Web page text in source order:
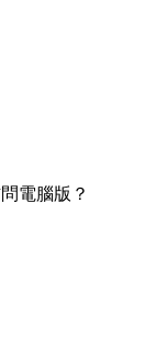
電腦版？